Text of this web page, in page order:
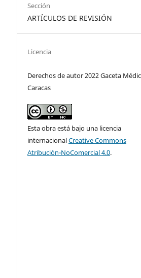
Sección
ARTÍCULOS DE REVISIÓN
Licencia
Derechos de autor 2022 Gaceta
Caracas
Esta obra está bajo una licencia
internacionalCreative Commons
Atribución-NoComercial 4.0.